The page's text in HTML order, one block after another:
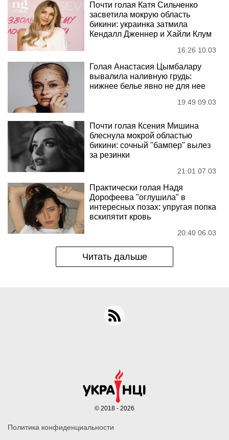
Почти голая Катя Сильченко
засветила мокрую область
бикини: украинка затмила
Кендалл Дженнер и Хайли Клум
16:26 10.03
Голая Анастасия Цымбалару
вывалила наливную грудь:
нижнее белье явно не для нее
19:49 09.03
Почти голая Ксения Мишина
блеснула мокрой областью
бикини: сочный "бампер" вылез
за резинки
21:01 07.03
Практически голая Надя
Дорофеева "оглушила" в
интересных позах: упругая попка
вскипятит кровь
20:40 06.03
Читать дальше
Политика конфиденциальности
© 2018 - 2026